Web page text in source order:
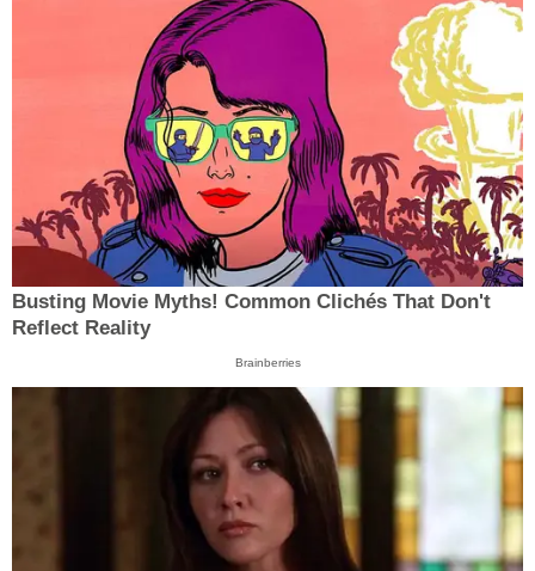
Busting Movie Myths! Common Clichés That Don't
Reflect Reality
Brainberries